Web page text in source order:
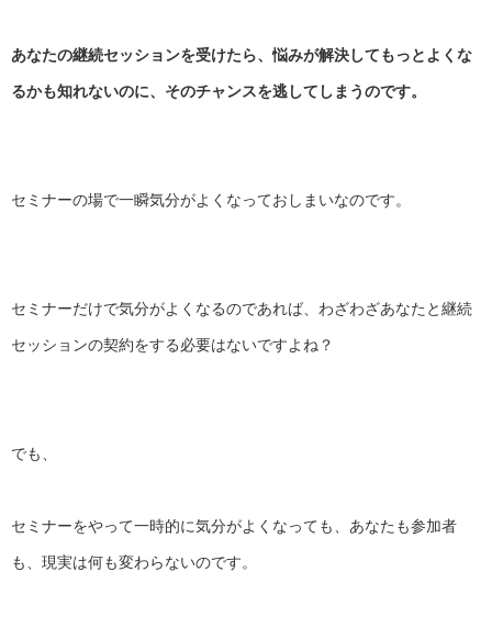
あなたの継続セッションを受けたら、悩みが解決してもっとよくな
るかも知れないのに、 そのチャンスを逃してしまうのです。
セミナーの場で一瞬気分がよくなっておしまいなのです。
セミナーだけで気分がよくなるのであれば、 わざわざあなたと継続
セッションの契約をする必要はないですよね ？
でも、
セミナーをやって一時的に気分がよくなっても、 あなたも参加者
も、現実は何も変わらないのです。